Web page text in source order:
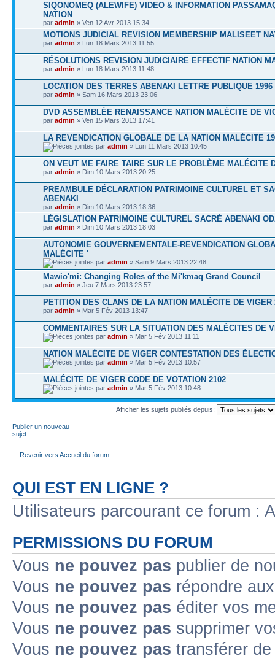
SIQONOMEQ (ALEWIFE) VIDEO & INFORMATION
NATION
par admin » Ven 12 Avr 2013 15:34
MOTIONS JUDICIAL REVISION MEMBERSHIP MALISEET
par admin » Lun 18 Mars 2013 11:55
RÉSOLUTIONS REVISION JUDICIAIRE EFFECTIF NATION
par admin » Lun 18 Mars 2013 11:48
LOCATION DES TERRES ABENAKI LETTRE PUBLIQUE 1996
par admin » Sam 16 Mars 2013 23:06
DVD ASSEMBLÉE RENAISSANCE NATION MALÉCITE DE
par admin » Ven 15 Mars 2013 17:41
LA REVENDICATION GLOBALE DE LA NATION MALÉCITE
par admin » Lun 11 Mars 2013 10:45
ON VEUT ME FAIRE TAIRE SUR LE PROBLÈME MALÉCITE
par admin » Dim 10 Mars 2013 20:25
PREAMBULE DÉCLARATION PATRIMOINE CULTUREL ET
ABENAKI
par admin » Dim 10 Mars 2013 18:36
LÉGISLATION PATRIMOINE CULTUREL SACRÉ ABENAKI
par admin » Dim 10 Mars 2013 18:03
AUTONOMIE GOUVERNEMENTALE-REVENDICATION
MALÉCITE '
par admin » Sam 9 Mars 2013 22:48
Mawio'mi: Changing Roles of the Mi'kmaq Grand Council
par admin » Jeu 7 Mars 2013 23:57
PETITION DES CLANS DE LA NATION MALÉCITE DE VIGER
par admin » Mar 5 Fév 2013 13:47
COMMENTAIRES SUR LA SITUATION DES MALÉCITES DE
par admin » Mar 5 Fév 2013 11:11
NATION MALÉCITE DE VIGER CONTESTATION DES
par admin » Mar 5 Fév 2013 10:57
MALÉCITE DE VIGER CODE DE VOTATION 2102
par admin » Mar 5 Fév 2013 10:48
Afficher les sujets publiés depuis:
Publier un nouveau
sujet
Revenir vers Accueil du forum
QUI EST EN LIGNE ?
Utilisateurs parcourant ce forum :
PERMISSIONS DU FORUM
Vous ne pouvez pas publier de
Vous ne pouvez pas répondre
Vous ne pouvez pas éditer vos
Vous ne pouvez pas supprimer
Vous ne pouvez pas transférer